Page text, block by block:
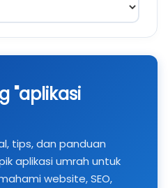
"aplikasi
tips, dan panduan
aplikasi umrah untuk
website, SEO,